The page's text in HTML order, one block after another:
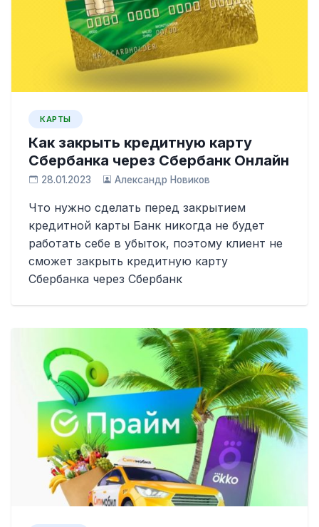
КАРТЫ
Как закрыть кредитную карту
Сбербанка через Сбербанк Онлайн
28.01.2023 Александр Новиков
Что нужно сделать перед закрытием
кредитной карты Банк никогда не будет
работать себе в убыток, поэтому клиент не
сможет закрыть кредитную карту
Сбербанка через Сбербанк